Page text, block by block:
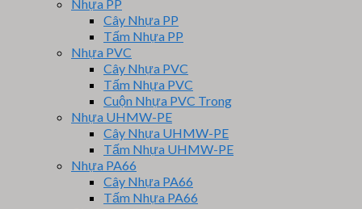
Nhựa PP
Cây Nhựa PP
Tấm Nhựa PP
Nhựa PVC
Cây Nhựa PVC
Tấm Nhựa PVC
Cuộn Nhựa PVC Trong
Nhựa UHMW-PE
Cây Nhựa UHMW-PE
Tấm Nhựa UHMW-PE
Nhựa PA66
Cây Nhựa PA66
Tấm Nhựa PA66